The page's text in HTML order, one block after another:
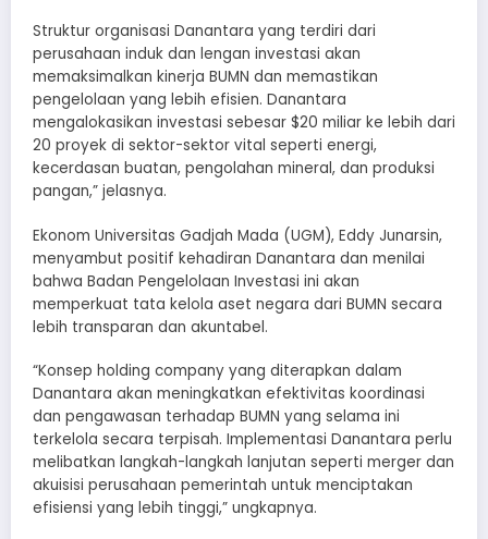
Struktur organisasi Danantara yang terdiri dari
perusahaan induk dan lengan investasi akan
memaksimalkan kinerja BUMN dan memastikan
pengelolaan yang lebih efisien. Danantara
mengalokasikan investasi sebesar $20 miliar ke lebih dari
20 proyek di sektor-sektor vital seperti energi,
kecerdasan buatan, pengolahan mineral, dan produksi
pangan,” jelasnya.
Ekonom Universitas Gadjah Mada (UGM), Eddy Junarsin,
menyambut positif kehadiran Danantara dan menilai
bahwa Badan Pengelolaan Investasi ini akan
memperkuat tata kelola aset negara dari BUMN secara
lebih transparan dan akuntabel.
“Konsep holding company yang diterapkan dalam
Danantara akan meningkatkan efektivitas koordinasi
dan pengawasan terhadap BUMN yang selama ini
terkelola secara terpisah. Implementasi Danantara perlu
melibatkan langkah-langkah lanjutan seperti merger dan
akuisisi perusahaan pemerintah untuk menciptakan
efisiensi yang lebih tinggi,” ungkapnya.